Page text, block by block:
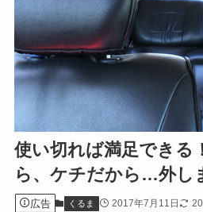
使い切れば満足できる
ら、ケチだから…外し
広告 くるま 2017年7月11日